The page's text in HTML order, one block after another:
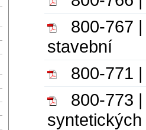
800-767
stavební
800-771
800-773
syntetických